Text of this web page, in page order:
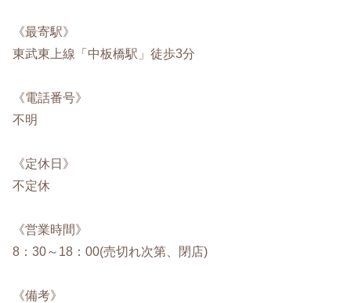
《最寄駅》
東武東上線「中板橋駅」徒歩3分
《電話番号》
不明
《定休日》
不定休
《営業時間》
8：30～18：00(売切れ次第、閉店)
《備考》